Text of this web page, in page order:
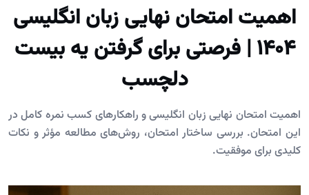
اهمیت امتحان نهایی زبان انگلیسی
1404 | فرصتی برای گرفتن یه بیست
دلچسب
اهمیت امتحان نهایی زبان انگلیسی و راهکارهای کسب نمره کامل در
این امتحان. بررسی ساختار امتحان، روش‌های مطالعه مؤثر و نکات
کلیدی برای موفقیت.